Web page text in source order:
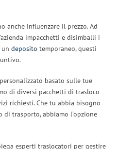
anche influenzare il prezzo. Ad
impacchetti e disimballi i
deposito temporaneo, questi
basato sulle tue
di diversi pacchetti di trasloco
richiesti. Che tu abbia bisogno
trasporto, abbiamo l’opzione
esperti traslocatori per gestire